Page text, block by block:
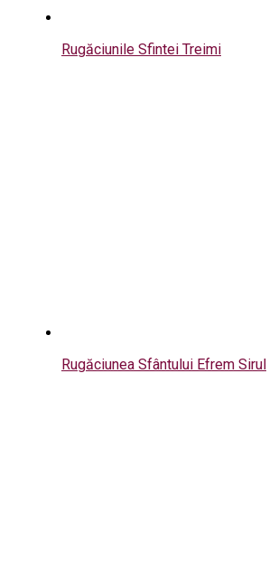
Rugăciunile Sfintei Treimi
Rugăciunea Sfântului Efrem Sirul